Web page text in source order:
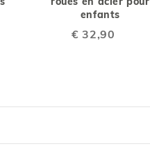
enfants
€ 32,90
LISTE
DE